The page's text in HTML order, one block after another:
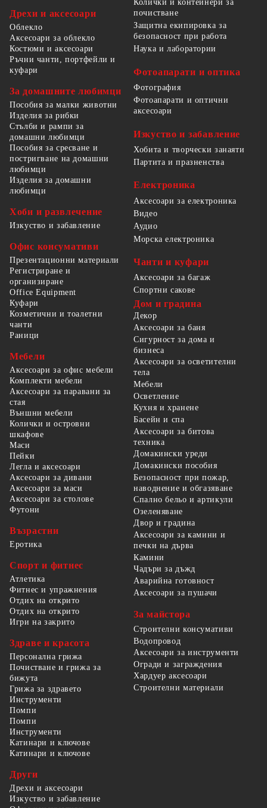
Дрехи и аксесоари
Облекло
Аксесоари за облекло
Костюми и аксесоари
Ръчни чанти, портфейли и
куфари
За домашните любимци
Пособия за малки животни
Изделия за рибки
Стълби и рампи за
домашни любимци
Пособия за сресване и
постригване на домашни
любимци
Изделия за домашни
любимци
Хоби и развлечение
Изкуство и забавление
Офис консумативи
Презентационни материали
Регистриране и
организиране
Office Equipment
Колички и контейнери за
почистване
Защитна екипировка за
безопасност при работа
Наука и лаборатории
Фотоапарати и оптика
Фотография
Фотоапарати и оптични
аксесоари
Изкуство и забавление
Хобита и творчески занаяти
Партита и празненства
Електроника
Аксесоари за електроника
Видео
Аудио
Морска електроника
Чанти и куфари
Аксесоари за багаж
Спортни сакове
Куфари
Козметични и тоалетни
чанти
Раници
Мебели
Аксесоари за офис мебели
Комплекти мебели
Аксесоари за паравани за
стая
Външни мебели
Колички и островни
шкафове
Маси
Пейки
Легла и аксесоари
Аксесоари за дивани
Аксесоари за маси
Аксесоари за столове
Футони
Възрастни
Еротика
Спорт и фитнес
Атлетика
Фитнес и упражнения
Отдих на открито
Отдих на открито
Игри на закрито
Здраве и красота
Персонална грижа
Почистване и грижа за
бижута
Грижа за здравето
Дом и градина
Декор
Аксесоари за баня
Сигурност за дома и
бизнеса
Аксесоари за осветителни
тела
Мебели
Осветление
Кухня и хранене
Басейн и спа
Аксесоари за битова
техника
Домакински уреди
Домакински пособия
Безопасност при пожар,
наводнение и обгазяване
Спално бельо и артикули
Озеленяване
Двор и градина
Аксесоари за камини и
печки на дърва
Камини
Чадъри за дъжд
Аварийна готовност
Аксесоари за пушачи
За майстора
Строителни консумативи
Водопровод
Аксесоари за инструменти
Огради и заграждения
Хардуер аксесоари
Строителни материали
Инструменти
Помпи
Помпи
Инструменти
Катинари и ключове
Катинари и ключове
Други
Дрехи и аксесоари
Изкуство и забавление